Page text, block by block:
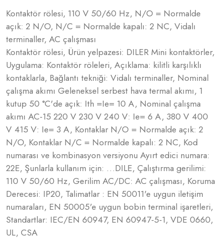
Kontaktör rölesi, 110 V 50/60 Hz, N/O = Normalde
açık: 2 N/O, N/C = Normalde kapalı: 2 NC, Vidalı
terminaller, AC çalışması
Kontaktör rölesi, Ürün yelpazesi: DILER Mini kontaktörler,
Uygulama: Kontaktör röleleri, Açıklama: kilitli karşılıklı
kontaklarla, Bağlantı tekniği: Vidalı terminaller, Nominal
çalışma akımı Geleneksel serbest hava termal akımı, 1
kutup 50 °C'de açık: Ith =Ie= 10 A, Nominal çalışma
akımı AC-15 220 V 230 V 240 V: Ie= 6 A, 380 V 400
V 415 V: Ie= 3 A, Kontaklar N/O = Normalde açık: 2
N/O, Kontaklar N/C = Normalde kapalı: 2 NC, Kod
numarası ve kombinasyon versiyonu Ayırt edici numara:
22E, Şunlarla kullanım için: …DILE, Çalıştırma gerilimi:
110 V 50/60 Hz, Gerilim AC/DC: AC çalışması, Koruma
Derecesi: IP20, Talimatlar : EN 50011'e uygun iletişim
numaraları, EN 50005'e uygun bobin terminal işaretleri,
Standartlar: IEC/EN 60947, EN 60947-5-1, VDE 0660,
UL, CSA